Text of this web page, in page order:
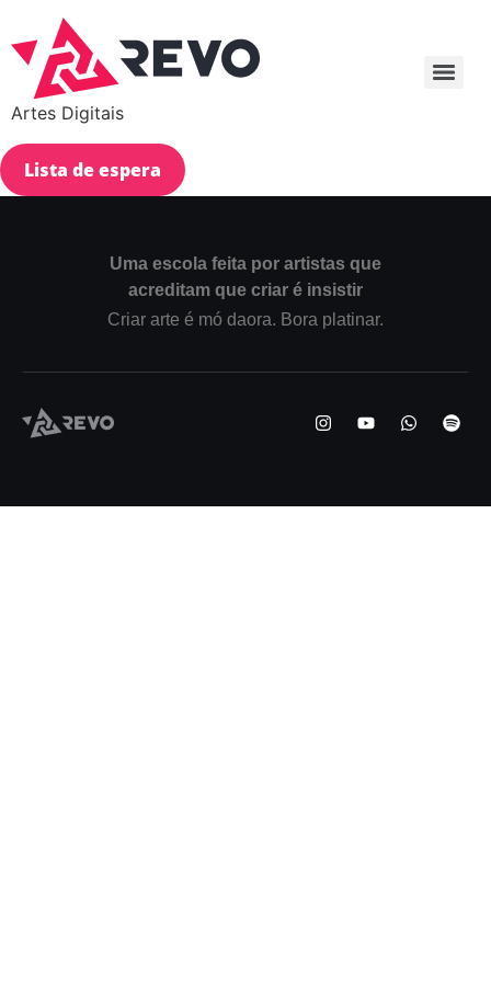
Artes Digitais
Lista de espera
Uma escola feita por artistas que
acreditam que criar é insistir
Criar arte é mó daora. Bora platinar.